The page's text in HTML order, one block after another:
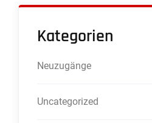
Kategorien
Neuzugänge
Uncategorized